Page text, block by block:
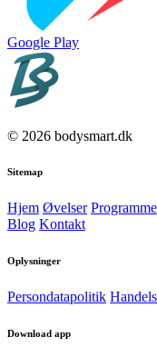
Google Play
© 2026 bodysmart.dk
Sitemap
Hjem Øvelser
Blog Kontakt
Oplysninger
Persondatapolitik
Download app